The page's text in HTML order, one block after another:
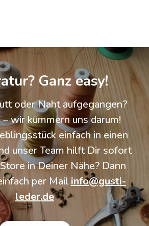
Ganz easy!
oder Naht aufgegangen?
wir kümmern uns darum!
einfach in einen
unser Team hilft Dir sofort
in Deiner Nähe? Dann
per Mailinfo@gusti-
leder.de